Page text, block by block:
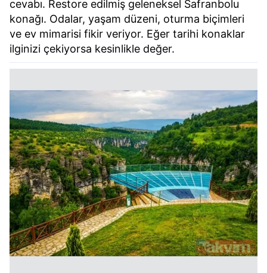
cevabı. Restore edilmiş geleneksel Safranbolu
konağı. Odalar, yaşam düzeni, oturma biçimleri
ve ev mimarisi fikir veriyor. Eğer tarihi konaklar
ilginizi çekiyorsa kesinlikle değer.